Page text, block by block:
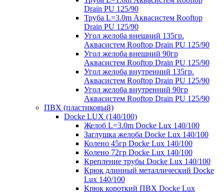
Drain PU 125/90
Труба L=3.0m Аквасистем Rooftop
Drain PU 125/90
Угол желоба внешний 135гр.
Аквасистем Rooftop Drain PU 125/90
Угол желоба внешний 90гр
Аквасистем Rooftop Drain PU 125/90
Угол желоба внутренний 135гр.
Аквасистем Rooftop Drain PU 125/90
Угол желоба внутренний 90гр
Аквасистем Rooftop Drain PU 125/90
ПВХ (пластиковый)
Docke LUX (140/100)
Желоб L=3.0m Docke Lux 140/100
Заглушка желоба Docke Lux 140/100
Колено 45гр Docke Lux 140/100
Колено 72гр Docke Lux 140/100
Крепление трубы Docke Lux 140/100
Крюк длинный металлический Docke
Lux 140/100
Крюк короткий ПВХ Docke Lux